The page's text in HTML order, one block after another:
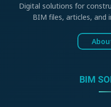
Digital solutions for
BIM files, articles, and
BIM